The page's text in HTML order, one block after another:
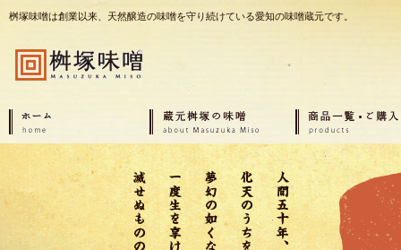
桝塚味噌は創業以来、天然醸造の味噌を守り続けている愛知の味噌蔵元です。